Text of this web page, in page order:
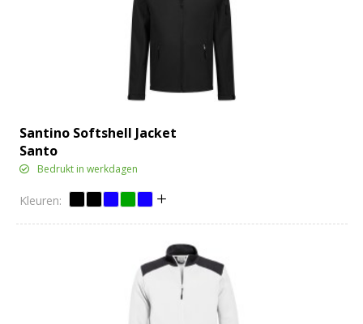
Santino Softshell Jacket
Santo
Bedrukt in werkdagen